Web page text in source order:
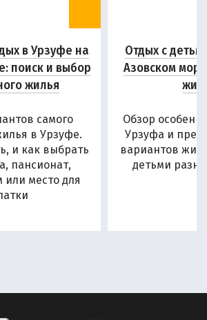
в Урзуфе на
поиск и выбор
жилья
самого
в Урзуфе.
и как выбрать
пансионат,
или место для
Отдых с
Азовском
Обзор
Урзуфа и
вариантов
детьми